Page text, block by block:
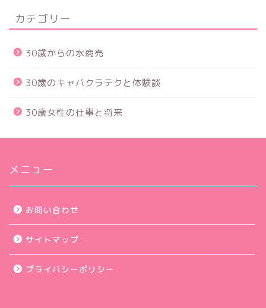
カテゴリー
30歳からの水商売
30歳のキャバクラテクと体験談
30歳女性の仕事と将来
メニュー
お問い合わせ
サイトマップ
プライバシーポリシー